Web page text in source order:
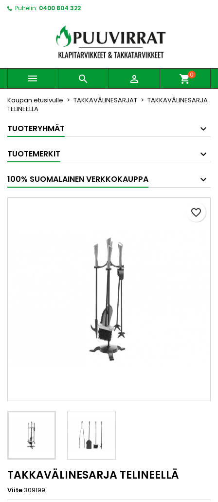
Puhelin: 0400 804 322
   shopping_cart0
Kaupan etusivulle TAKKAVÄLINESARJAT
TAKKAVÄLINESARJA
TELINEELLÄ
TUOTERYHMÄT
TUOTEMERKIT
100% SUOMALAINEN VERKKOKAUPPA
favorite_border
TAKKAVÄLINESARJA TELINEELLÄ
Viite309199